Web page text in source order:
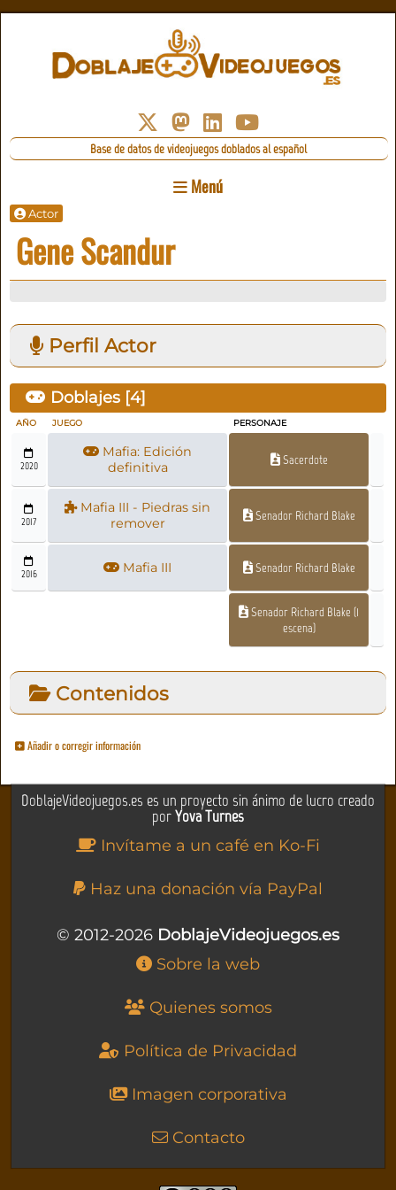
Base de datos de videojuegos doblados al español
Menú
Actor
Gene Scandur
Perfil Actor
Doblajes [4]
AÑO JUEGO PERSONAJE
2020
Mafia: Edición
definitiva
Sacerdote
2017
Mafia III - Piedras sin
remover
Senador Richard Blake
2016 Mafia III Senador Richard Blake
Senador Richard Blake (1
escena)
Contenidos
Añadir o corregir información
DoblajeVideojuegos.es es un proyecto sin ánimo de lucro creado
porYova Turnes
Invítame a un café en Ko-Fi
Haz una donación vía PayPal
© 2012-2026 DoblajeVideojuegos.es
Sobre la web
Quienes somos
Política de Privacidad
Imagen corporativa
Contacto